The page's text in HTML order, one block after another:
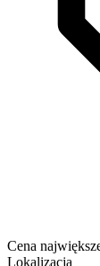
Cena
Lokalizacja